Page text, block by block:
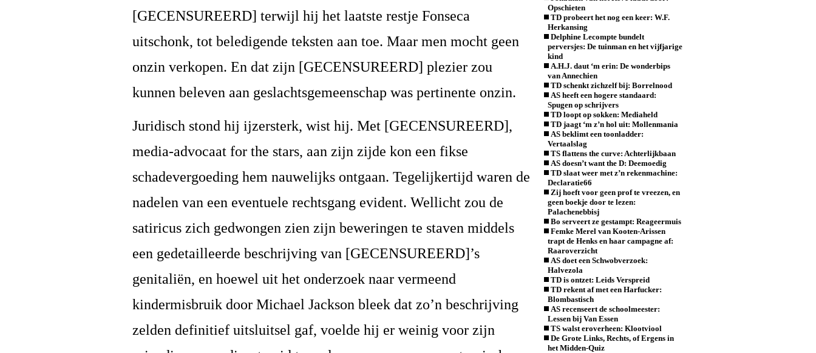
[GECENSUREERD] terwijl hij het laatste restje Fonseca
uitschonk, tot beledigende teksten aan toe. Maar men mocht geen
onzin verkopen. En dat zijn [GECENSUREERD] plezier zou
kunnen beleven aan geslachtsgemeenschap was pertinente onzin.
Juridisch stond hij ijzersterk, wist hij. Met [GECENSUREERD],
media-advocaat for the stars, aan zijn zijde kon een fikse
schadevergoeding hem nauwelijks ontgaan. Tegelijkertijd waren de
nadelen van een eventuele rechtsgang evident. Wellicht zou de
satiricus zich gedwongen zien zijn beweringen te staven middels
een gedetailleerde beschrijving van [GECENSUREERD]’s
genitaliën, en hoewel uit het onderzoek naar vermeend
kindermisbruik door Michael Jackson bleek dat zo’n beschrijving
zelden definitief uitsluitsel gaf, voelde hij er weinig voor zijn
Opschieten
TD probeert het nog een keer: W.F.
Herkansing
Delphine Lecompte bundelt
perversjes: De tuinman en het vijfjarige
kind
A.H.J. daut ‘m erin: De wonderbips
van Annechien
TD schenkt zichzelf bij: Borrelnood
AS heeft een hogere standaard:
Spugen op schrijvers
TD loopt op sokken: Mediaheld
TD jaagt ‘m z’n hol uit: Mollenmania
AS beklimt een toonladder:
Vertaalslag
TS flattens the curve: Achterlijkbaan
AS doesn’t want the D: Deemoedig
TD slaat weer met z’n rekenmachine:
Declaratie66
Zij hoeft voor geen prof te vreezen, en
geen boekje door te lezen:
Palachenebbisj
Bo serveert ze gestampt: Reageermuis
Femke Merel van Kooten-Arissen
trapt de Henks en haar campagne af:
Raaroverzicht
AS doet een Schwobverzoek:
Halvezola
TD is ontzet: Leids Verspreid
TD rekent af met een Harfucker:
Blombastisch
AS recenseert de schoolmeester:
Lessen bij Van Essen
TS walst eroverheen: Klootviool
De Grote Links, Rechts, of Ergens in
het Midden-Quiz